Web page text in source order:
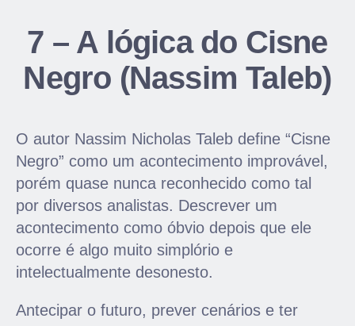
7 – A lógica do Cisne
Negro (Nassim Taleb)
O autor Nassim Nicholas Taleb define “Cisne
Negro” como um acontecimento improvável,
porém quase nunca reconhecido como tal
por diversos analistas. Descrever um
acontecimento como óbvio depois que ele
ocorre é algo muito simplório e
intelectualmente desonesto.
Antecipar o futuro, prever cenários e ter